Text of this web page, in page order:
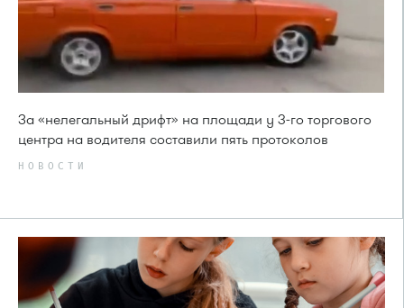
За «нелегальный дрифт» на площади у 3-го торгового
центра на водителя составили пять протоколов
НОВОСТИ